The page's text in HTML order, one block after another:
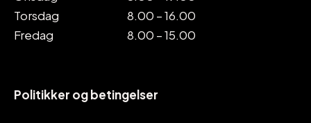
Torsdag
8.00 – 16.00
Fredag
8.00 – 15.00
Politikker og betingelser